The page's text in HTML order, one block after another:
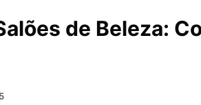
de Beleza: